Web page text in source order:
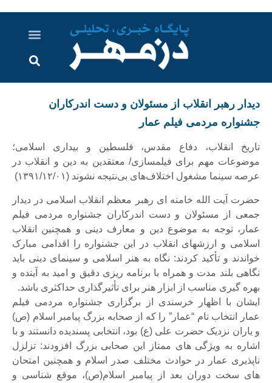
دیدار رهبر انقلاب از مسئولان و دست اندرکاران
جشنواره مردمی فیلم عمار
تاریخ انقلاب، دفاع مقدس، فلسطین و بیداری اسلامی؛
موضوعات مهم برای فیلمسازی/ معتقدین به دین و انقلاب در
عرصه سینما مشغول اختلاف‌های بی‌نتیجه نشوند (۱۳۹۱/۱۲/۰۱)
حضرت آیت الله خامنه ای رهبر معظم انقلاب اسلامی در دیدار
جمعی از مسئولان و دست اندرکاران جشنواره مردمی فیلم
عمار، توجه به موضوع دین و معارف دینی و همچنین انقلاب
اسلامی و ارزشهای انقلاب در این جشنواره را اقدامی مبارک
خواندند و تأکید کردند: نگاه به هنر اسلامی و سینمای دینی باید
نگاهی بلند مدت و همراه با برنامه ریزی دقیق و امید به آینده و
بهره گیری مناسب از ابزار هنر برای تأثیرگذاری حداکثری باشد.
ایشان با اظهار خرسندی از برگزاری جشنواره مردمی فیلم
عمار انتخاب نام “عمار” را که از صحابه بزرگ پیامبر اسلام (ص)
و یاران نزدیک حضرت علی (ع) بود، انتخابی پسندیده دانستند و با
اشاره به ویژگی های ممتاز این صحابی بزرگ افزودند: تزلزل
ناپذیری عمار در حوادث مختلف صدر اسلام و همچنین امتحان
های سخت دوران بعد از پیامبر اسلام(ص)، موقع شناسی و